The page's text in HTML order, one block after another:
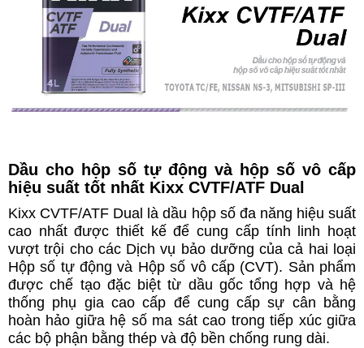
Dầu cho hộp số tự động và hộp số vô cấp
hiệu suất tốt nhất Kixx CVTF/ATF Dual
Kixx CVTF/ATF Dual là dầu hộp số đa năng hiệu suất
cao nhất được thiết kế để cung cấp tính linh hoạt
vượt trội cho các Dịch vụ bảo dưỡng của cả hai loại
Hộp số tự động và Hộp số vô cấp (CVT). Sản phẩm
được chế tạo đặc biệt từ dầu gốc tổng hợp và hệ
thống phụ gia cao cấp để cung cấp sự cân bằng
hoàn hảo giữa hệ số ma sát cao trong tiếp xúc giữa
các bộ phận bằng thép và độ bền chống rung dài.